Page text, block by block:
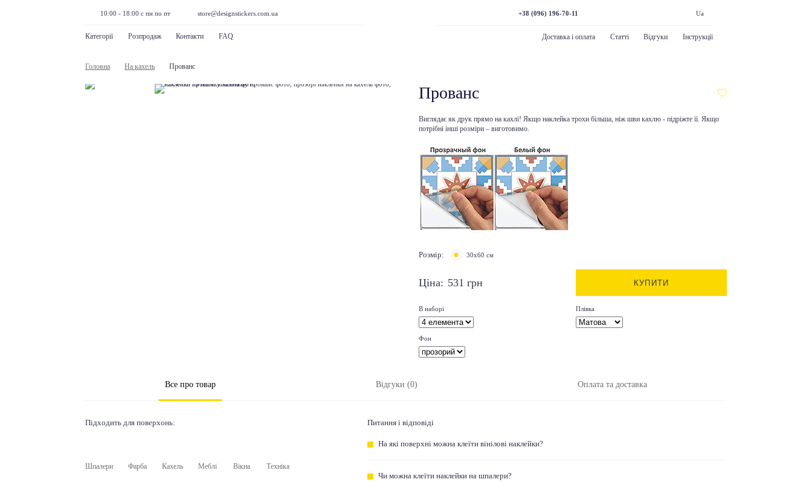
10:00 - 18:00 с пн по пт store@designstickers.com.ua
Категорії Розпродаж Контакти FAQ
+38 (096) 196-70-11 Ua
Доставка і оплата Статті Відгуки Інструкції
Головна На кахель Прованс
Прованс
Виглядає як друк прямо на кахлі! Якщо наклейка трохи більша, ніж шви кахлю - підріжте її. Якщо
потрібні інші розміри – виготовимо.
Розмір: 30х60 см
Ціна: 531 грн КУПИТИ
В наборі Плівка
Фон
Все про товар Відгуки (0) Оплата та доставка
Підходить для поверхонь:
Шпалери Фарба Кахель Меблі Вікна Техніка
Питання і відповіді
На які поверхні можна клеїти вінілові наклейки?
Чи можна клеїти наклейки на шпалери?